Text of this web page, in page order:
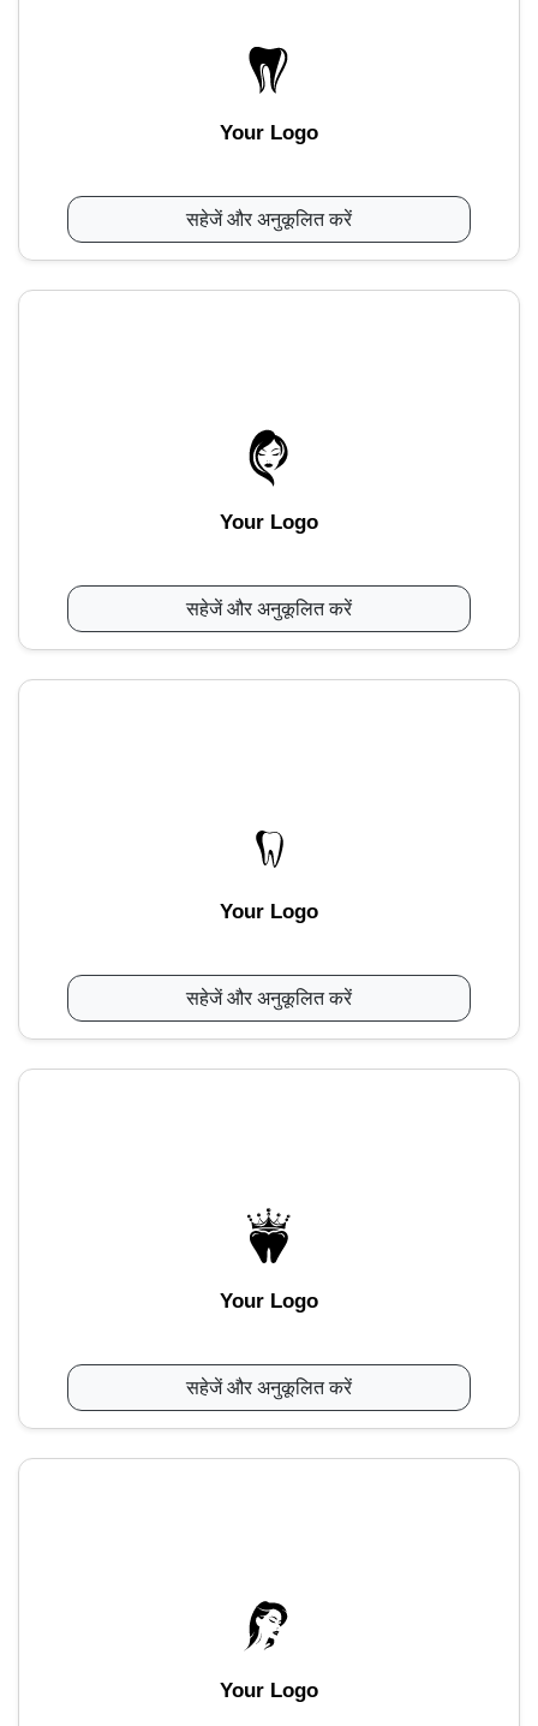
Your Logo
सहेजें और अनुकूलित करें
Your Logo
सहेजें और अनुकूलित करें
Your Logo
सहेजें और अनुकूलित करें
Your Logo
सहेजें और अनुकूलित करें
Your Logo